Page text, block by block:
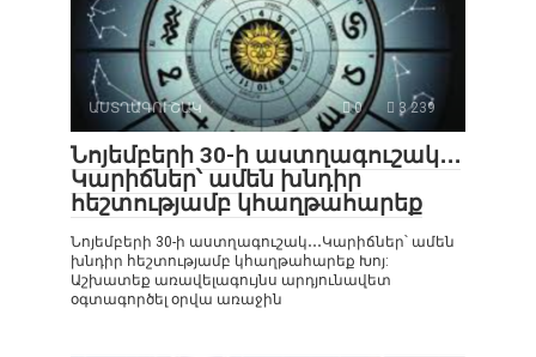
ԱՍՏՂԱԳՈՒՇԱԿ 0 3 239
Նոյեմբերի 30-ի աստղագուշակ․․․
Կարիճներ՝ ամեն խնդիր
հեշտությամբ կհաղթահարեք
Նոյեմբերի 30-ի աստղագուշակ․․․Կարիճներ՝ ամեն
խնդիր հեշտությամբ կհաղթահարեք Խոյ:
Աշխատեք առավելագույնս արդյունավետ
օգտագործել օրվա առաջին